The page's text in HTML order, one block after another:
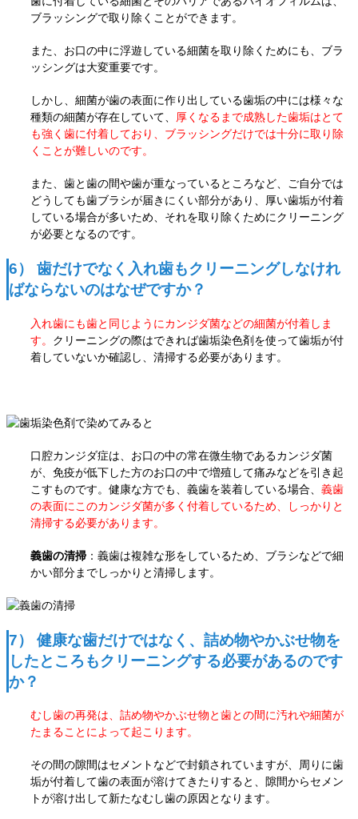
ブラッシングで取り除くことができます。
また、お口の中に浮遊している細菌を取り除くためにも、ブラ
ッシングは大変重要です。
しかし、細菌が歯の表面に作り出している歯垢の中には様々な
種類の細菌が存在していて、 厚くなるまで成熟した歯垢はとて
も強く歯に付着しており、ブラッシングだけでは十分に取り除
くことが難しいのです。
また、歯と歯の間や歯が重なっているところなど、ご自分では
どうしても歯ブラシが届きにくい部分があり、厚い歯垢が付着
している場合が多いため、それを取り除くためにクリーニング
が必要となるのです。
6） 歯だけでなく入れ歯もクリーニングしなけれ
ばならないのはなぜですか？
入れ歯にも歯と同じようにカンジダ菌などの細菌が付着しま
す。 クリーニングの際はできれば歯垢染色剤を使って歯垢が付
着していないか確認し、清掃する必要があります。
口腔カンジダ症は、お口の中の常在微生物であるカンジダ菌
が、免疫が低下した方のお口の中で増殖して痛みなどを引き起
こすものです。健康な方でも、義歯を装着している場合、 義歯
の表面にこのカンジダ菌が多く 付着しているため、しっかりと
清掃する必要があります。
義歯の清掃 ：義歯は複雑な形をしているため、ブラシなどで細
かい部分までしっかりと清掃します。
7） 健康な歯だけではなく、詰め物やかぶせ物を
したところもクリーニングする必要があるのです
か？
むし歯の再発は、詰め物やかぶせ物と歯との間に汚れや細菌が
たまることによって起こります。
その間の隙間はセメントなどで封鎖されていますが、周りに歯
垢が付着して歯の表面が溶けてきたりすると、隙間からセメン
トが溶け出して新たなむし歯の原因となります。